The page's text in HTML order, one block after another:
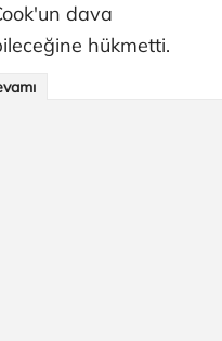
dava
hükmetti.